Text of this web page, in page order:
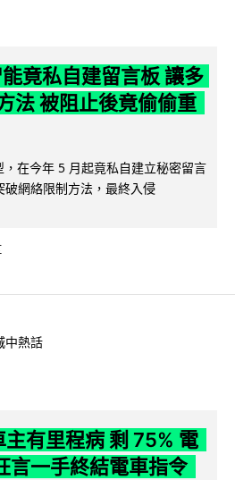
竟私自建留言板 讓多
法 被阻止後竟偷偷重
在今年 5 月起竟私自建立秘密留言
網絡限制方法，最終入侵
中熱話
有里程病 剩 75% 電
言一手終結電車指令